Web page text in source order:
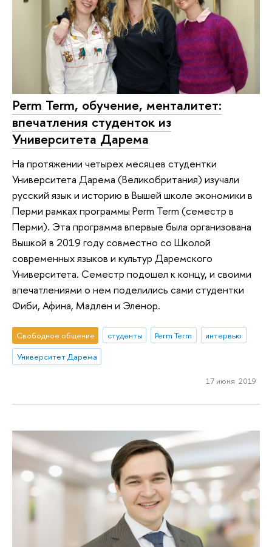
Perm Term, обучение, менталитет:
впечатления студенток из
Университета Дарема
На протяжении четырех месяцев студентки
Университета Дарема (Великобритания) изучали
русский язык и историю в Вышей школе экономики в
Перми рамках программы Perm Term (семестр в
Перми). Эта программа впервые была организована
Вышкой в 2019 году совместно со Школой
современных языков и культур Даремского
Университета. Семестр подошел к концу, и своими
впечатлениями о нем поделились сами студентки
Фиби, Афина, Мадлен и Эленор.
Свободное общение студенты Perm Term
интервью
Университет Дарема
17 июня 2019